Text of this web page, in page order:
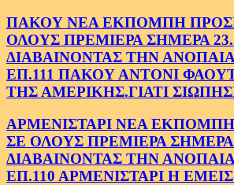
ΠΑΚΟΥ ΝΕΑ ΕΚΠΟΜΠΗ
ΟΛΟΥΣ ΠΡΕΜΙΕΡΑ ΣΗΜΕΡΑ
ΔΙΑΒΑΙΝΟΝΤΑΣ ΤΗΝ ΑΝΟΠΑΙΑ
ΕΠ.111 ΠΑΚΟΥ ΑΝΤΟΝΙ
ΤΗΣ ΑΜΕΡΙΚΗΣ.ΓΙΑΤΙ
ΑΡΜΕΝΙΣΤΑΡΙ ΝΕΑ
ΣΕ ΟΛΟΥΣ ΠΡΕΜΙΕΡΑ ΣΗΜΕΡΑ
ΔΙΑΒΑΙΝΟΝΤΑΣ ΤΗΝ ΑΝΟΠΑΙΑ
ΕΠ.110 ΑΡΜΕΝΙΣΤΑΡΙ Η